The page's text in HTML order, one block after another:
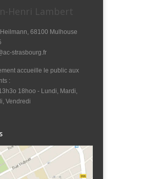
Henri Lambert
68100 Mulhouse
strasbourg.fr
accueille le public aux
:
18hoo - Lundi, Mardi,
Vendredi